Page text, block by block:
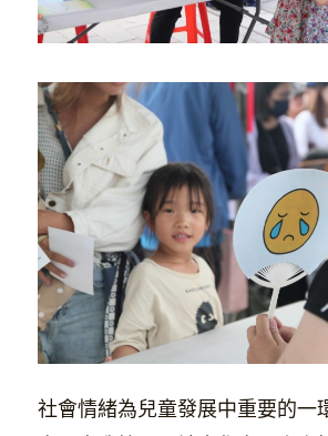
社會情緒為兒童發展中重要的一